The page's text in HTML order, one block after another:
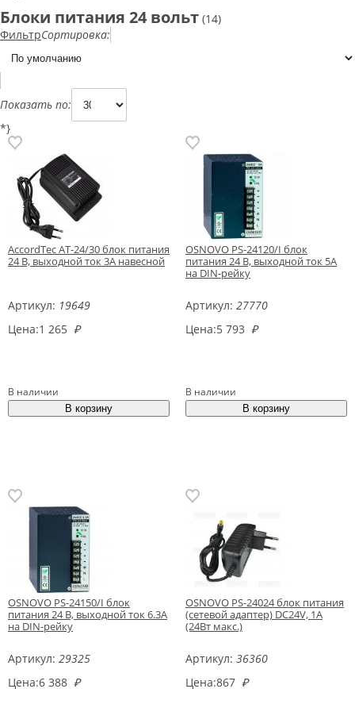
Блоки питания 24 вольт (14)
ФильтрСортировка:
Показать по:
*}
AccordTec AT-24/30 блок питания
24 В, выходной ток 3А навесной
Артикул: 19649
Цена:1 265 ₽
В наличии
OSNOVO PS-24120/I блок
питания 24 В, выходной ток 5А
на DIN-рейку
Артикул: 27770
Цена:5 793 ₽
В наличии
OSNOVO PS-24150/I блок
питания 24 В, выходной ток 6.3А
на DIN-рейку
Артикул: 29325
Цена:6 388 ₽
OSNOVO PS-24024 блок питания
(сетевой адаптер) DC24V, 1A
(24Вт макс.)
Артикул: 36360
Цена:867 ₽